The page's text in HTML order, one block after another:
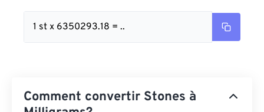
1 st x 6350293.18 = ..
Comment convertir Stones à